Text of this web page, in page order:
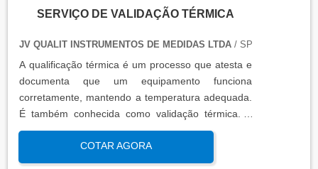
SERVIÇO DE VALIDAÇÃO TÉRMICA
JV QUALIT INSTRUMENTOS DE MEDIDAS LTDA/ SP
A qualificação térmica é um processo que atesta e
documenta que um equipamento funciona
corretamente, mantendo a temperatura adequada.
É também conhecida como validação térmica. A
qualificação térmica é importante para garantir a
qualidade e eficiência de equipamentos que
precisam de controle de temperatura. É aplicada a
COTAR AGORA